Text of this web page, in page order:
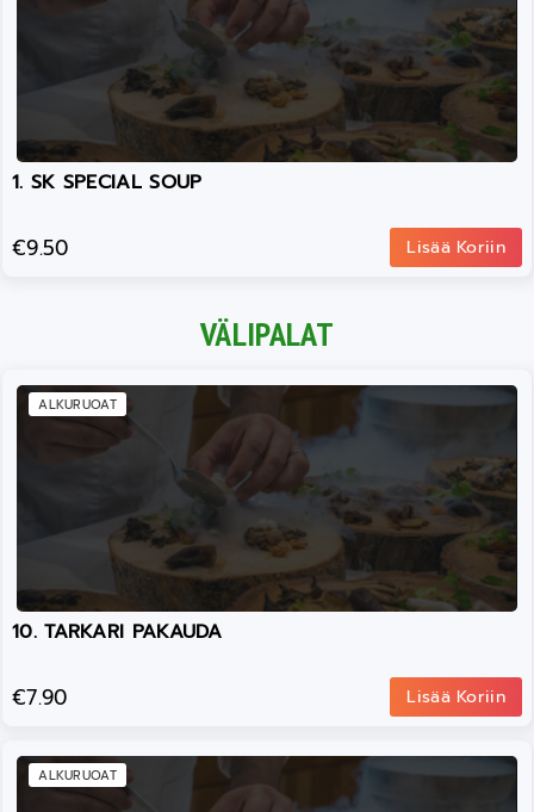
1. SK SPECIAL SOUP
€9.50 Lisää Koriin
VÄLIPALAT
ALKURUOAT
10. TARKARI PAKAUDA
€7.90 Lisää Koriin
ALKURUOAT